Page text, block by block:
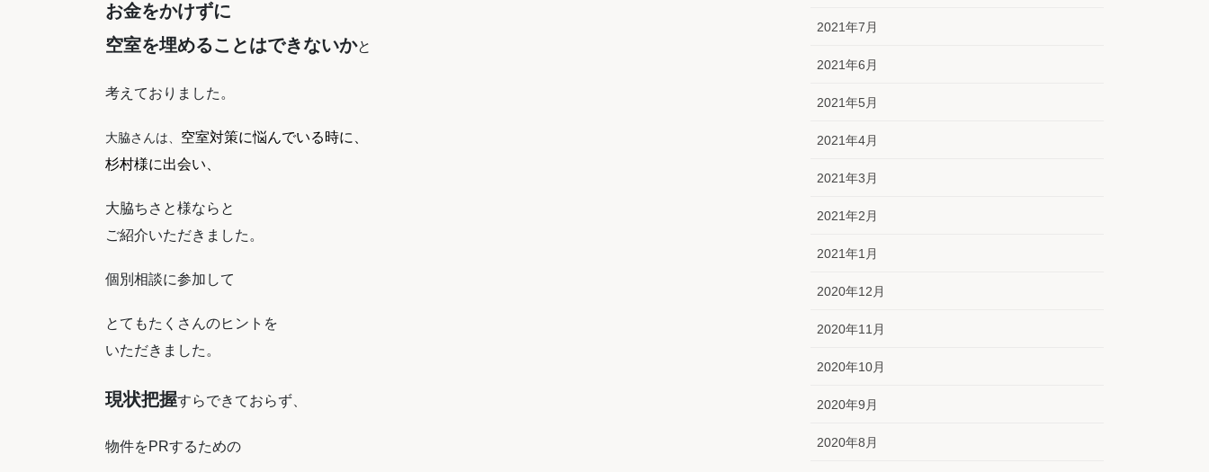
お金をかけずに
空室を埋めることはできないかと
考えておりました 。
大脇さんは、 空室対策に悩んでいる時に、
杉村様に出会い、
大脇ちさと様ならと
ご紹介いただきました。
個別相談に参加して
とてもたくさんのヒントを
いただきました。
現状把握すらできておらず、
物件をPRするための
2021年7月
2021年6月
2021年5月
2021年4月
2021年3月
2021年2月
2021年1月
2020年12月
2020年11月
2020年10月
2020年9月
2020年8月